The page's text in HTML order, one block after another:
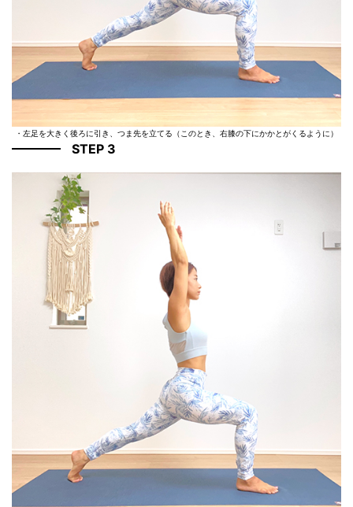
・左足を大きく後ろに引き、つま先を立てる（このとき、右膝の下にかかとがくるように）
STEP 3